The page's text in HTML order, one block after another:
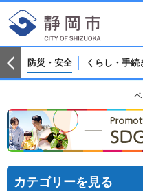
防災・安全 くらし・手続
カテゴリーを見る